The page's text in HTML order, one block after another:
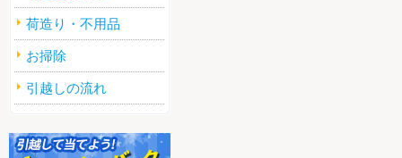
荷造り・不用品
お掃除
引越しの流れ